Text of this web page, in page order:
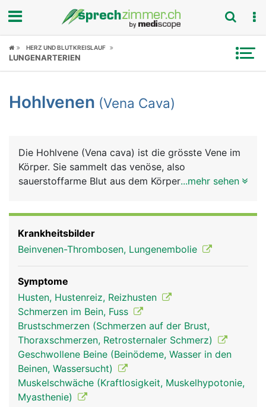
Fokus
Symptome
News
Rubriken
HERZ UND BLUTKREISLAUF
LUNGENARTERIEN
Hohlvenen (Vena Cava)
Die Hohlvene (Vena cava) ist die grösste Vene im
Körper. Sie sammelt das venöse, also
sauerstoffarme Blut aus dem Körper und leitet es
Hohlvenen, da sie in einen oberen und unteren
Abschnitt unterteilt wird. Die obere Hohlvene
sammelt das Blut aus der oberen Körperhälfte
(Kopf, Hals, Arme, Brust), die untere Hohlvene
sammelt das Blut aus der unteren Körperhälfte
(Beine, Beckenorgane und Bauchraum).
...mehr sehen
Krankheitsbilder
Beinvenen-Thrombosen, Lungenembolie
Symptome
Husten, Hustenreiz, Reizhusten
Schmerzen im Bein, Fuss
Brustschmerzen (Schmerzen auf der Brust,
Thoraxschmerzen, Retrosternaler Schmerz)
Geschwollene Beine (Beinödeme, Wasser in den
Beinen, Wassersucht)
Muskelschwäche (Kraftlosigkeit, Muskelhypotonie,
Myasthenie)